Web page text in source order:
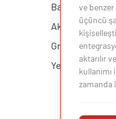
Barbekü
Aksesuarlar
Grill Akademisi
Yemek Tarifleri
ve
üçüncü
aktarılır
zamanda